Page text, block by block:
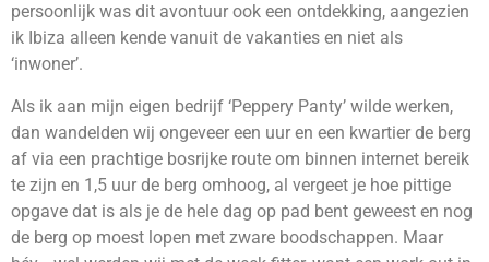
persoonlijk was dit avontuur ook een ontdekking, aangezien
ik Ibiza alleen kende vanuit de vakanties en niet als
‘inwoner’.
Als ik aan mijn eigen bedrijf ‘Peppery Panty’ wilde werken,
dan wandelden wij ongeveer een uur en een kwartier de berg
af via een prachtige bosrijke route om binnen internet bereik
te zijn en 1,5 uur de berg omhoog, al vergeet je hoe pittige
opgave dat is als je de hele dag op pad bent geweest en nog
de berg op moest lopen met zware boodschappen. Maar